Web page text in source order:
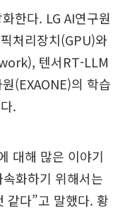
한다. LG AI연구원
처리장치(GPU)와
텐서RT-LLM
(EXAONE)의 학습
.
대해 많은 이야기
화하기 위해서는
같다”고 말했다. 황